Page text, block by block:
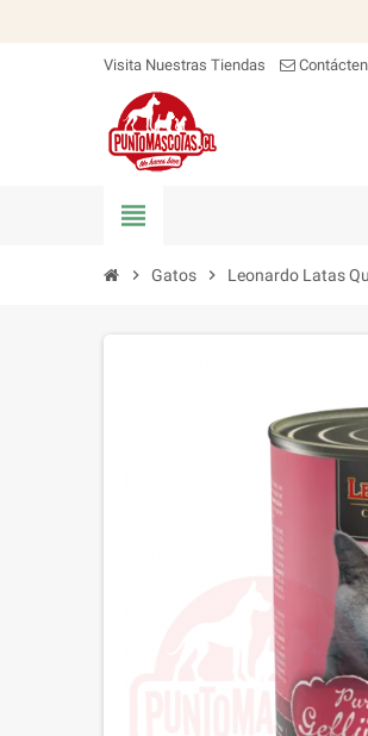
Visita Nuestras Tiendas
view_headline
chevron_right Gatos chevron_right Leonardo Latas